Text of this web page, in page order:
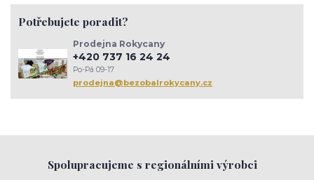
ambasador zdrave domacnosti
toxicke latky
jedy v domacnosti
sušenky
narozeniy Bezobalofky
těstoviny
jarní jídelníček
střevo
rokycany
setkánížen komunita inspirace
Potřebujete poradit?
Prodejna Rokycany
+420 737 16 24 24
Po-Pá 09-17
prodejna@bezobalrokycany.cz
Spolupracujeme s regionálními výrobci